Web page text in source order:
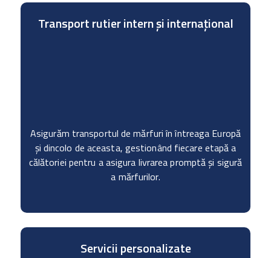
Transport rutier intern și internațional
Asigurăm transportul de mărfuri în întreaga Europă
și dincolo de aceasta, gestionând fiecare etapă a
călătoriei pentru a asigura livrarea promptă și sigură
a mărfurilor.
Servicii personalizate